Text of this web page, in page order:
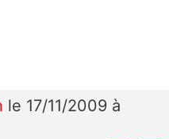
le 17/11/2009 à